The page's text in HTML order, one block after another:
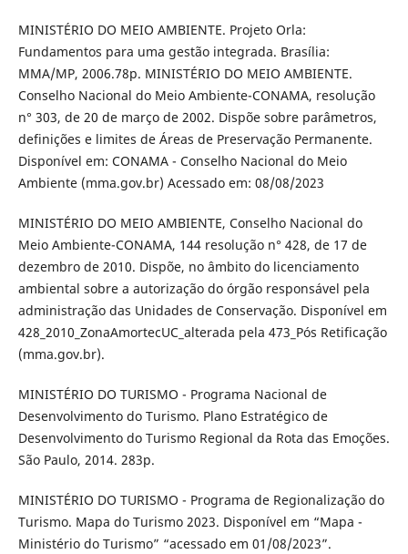
MINISTÉRIO DO MEIO AMBIENTE. Projeto Orla:
Fundamentos para uma gestão integrada. Brasília:
MMA/MP, 2006.78p. MINISTÉRIO DO MEIO AMBIENTE.
Conselho Nacional do Meio Ambiente-CONAMA, resolução
n° 303, de 20 de março de 2002. Dispõe sobre parâmetros,
definições e limites de Áreas de Preservação Permanente.
Disponível em: CONAMA - Conselho Nacional do Meio
Ambiente (mma.gov.br) Acessado em: 08/08/2023
MINISTÉRIO DO MEIO AMBIENTE, Conselho Nacional do
Meio Ambiente-CONAMA, 144 resolução n° 428, de 17 de
dezembro de 2010. Dispõe, no âmbito do licenciamento
ambiental sobre a autorização do órgão responsável pela
administração das Unidades de Conservação. Disponível em
428_2010_ZonaAmortecUC_alterada pela 473_Pós Retificação
(mma.gov.br).
MINISTÉRIO DO TURISMO - Programa Nacional de
Desenvolvimento do Turismo. Plano Estratégico de
Desenvolvimento do Turismo Regional da Rota das Emoções.
São Paulo, 2014. 283p.
MINISTÉRIO DO TURISMO - Programa de Regionalização do
Turismo. Mapa do Turismo 2023. Disponível em “Mapa -
Ministério do Turismo” “acessado em 01/08/2023”.